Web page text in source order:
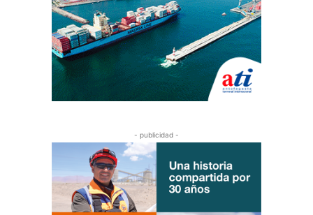
- publicidad -